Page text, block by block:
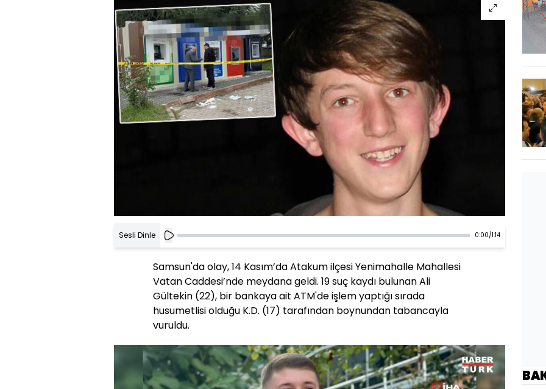
Sesli Dinle 0:00/1:14
Samsun'da olay, 14 Kasım’da Atakum ilçesi Yenimahalle Mahallesi
Vatan Caddesi’nde meydana geldi. 19 suç kaydı bulunan Ali
Gültekin (22), bir bankaya ait ATM'de işlem yaptığı sırada
husumetlisi olduğu K.D. (17) tarafından boynundan tabancayla
vuruldu.